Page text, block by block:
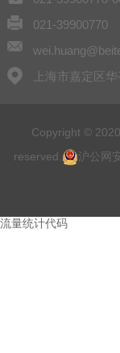
021-39900770
上海市嘉定区
Copyright ©
reserved.
沪公网
流量统计代码